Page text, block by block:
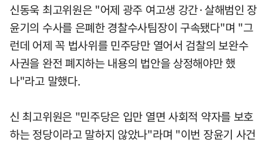
신동욱 최고위원은 "어제 광주 여고생 강간·살해범인 장
윤기의 수사를 은폐한 경찰수사팀장이 구속됐다"며 "그
런데 어제 꼭 법사위를 민주당만 열어서 검찰의 보완수
사권을 완전 폐지하는 내용의 법안을 상정해야만 했
나"라고 말했다.
신 최고위원은 "민주당은 입만 열면 사회적 약자를 보호
하는 정당이라고 말하지 않았나"라며 "이번 장윤기 사건